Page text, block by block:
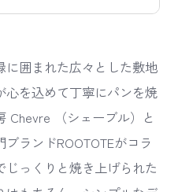
囲まれた広々とした敷地
心を込めて丁寧にパンを焼
Chevre （シェーブル）と
ランドROOTOTEがコラ
っくりと焼き上げられた